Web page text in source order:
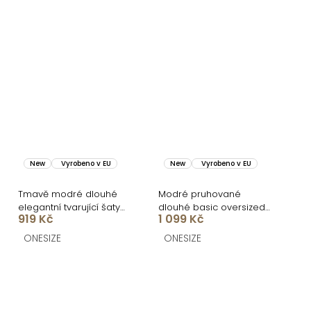
New Vyrobeno v EU
Tmavě modré dlouhé
elegantní tvarující šaty
DOROTA
919 Kč
ONESIZE
New Vyrobeno v EU
Modré pruhované
dlouhé basic oversized
bavlněné košilové šaty
FLARETA
1 099 Kč
ONESIZE